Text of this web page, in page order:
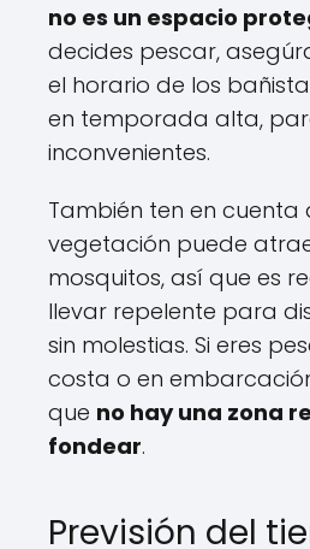
no es un espacio
decides pescar,
el horario de los
en temporada alta,
inconvenientes.
También ten en cuenta
vegetación puede
mosquitos, así que es
llevar repelente para
sin molestias. Si eres
costa o en
que no hay una zona
fondear.
Previsión del